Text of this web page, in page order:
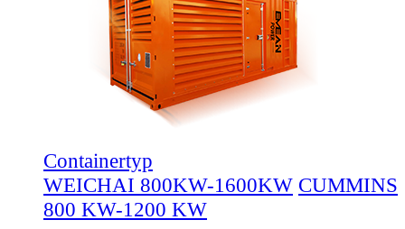
Containertyp
WEICHAI 800KW-1600KW CUMMINS
800 KW-1200 KW